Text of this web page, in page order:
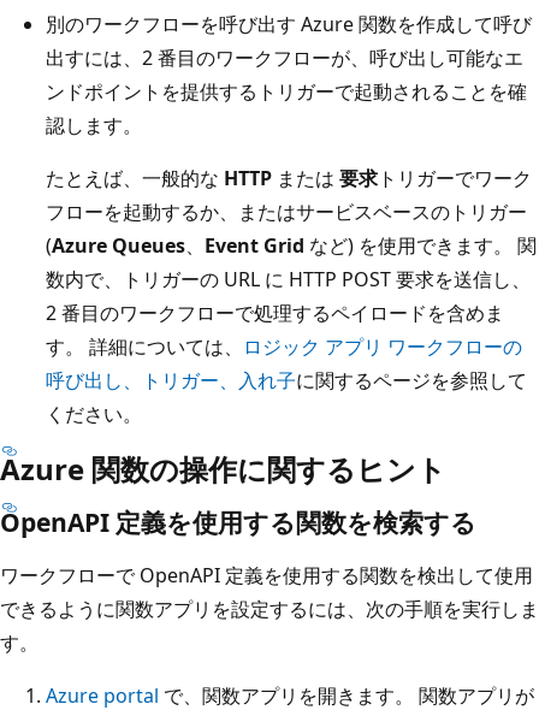
別のワークフローを呼び出す Azure 関数を作成して呼び
出すには、2 番目のワークフローが、呼び出し可能なエ
ンドポイントを提供するトリガーで起動されることを確
認します。
たとえば、一般的な HTTP または 要求 トリガーでワーク
フローを起動するか、またはサービスベースのトリガー
(Azure Queues、 Event Grid など) を使用できます。 関
数内で、トリガーの URL に HTTP POST 要求を送信し、
2 番目のワークフローで処理するペイロードを含めま
す。 詳細については、
ロジック アプリ ワークフローの
呼び出し、トリガー、入れ子に関するページを参照して
ください。
Azure 関数の操作に関するヒント
OpenAPI 定義を使用する関数を検索する
ワークフローで OpenAPI 定義を使用する関数を検出して使用
できるように関数アプリを設定するには、次の手順を実行しま
す。
Azure portal で、関数アプリを開きます。 関数アプリが